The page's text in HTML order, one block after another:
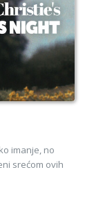
imanje, no
srećom ovih